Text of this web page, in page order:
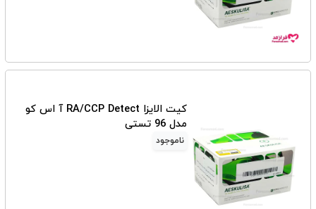
کیت الایزا RA/CCP Detect آ اس کو
مدل 96 تستی
ناموجود